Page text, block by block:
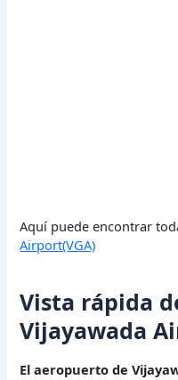
Aquí puede encontrar
Airport(VGA)
Vista rápida
Vijayawada
El aeropuerto de